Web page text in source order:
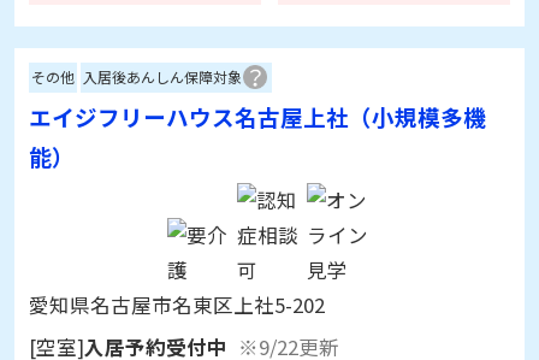
その他 入居後あんしん保障対象
エイジフリーハウス名古屋上社（小規模多機
能）
愛知県名古屋市名東区上社5-202
[空室]入居予約受付中 ※9/22更新
入居時費用：0～0万円